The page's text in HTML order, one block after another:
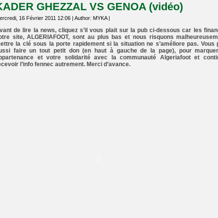
GHEZZAL VS GENOA (vidéo)
16 Février 2011 12:06 | Author: MYKA |
de lire la news, cliquez s’il vous plait sur la pub ci-dessous car les
site, ALGERIAFOOT, sont au plus bas et nous risquons
la clé sous la porte rapidement si la situation ne s’améliore pas. Vous
faire un tout petit don (en haut à gauche de la page), pour marquer
et votre solidarité avec la communauté Algeriafoot et
l’info fennec autrement. Merci d’avance.